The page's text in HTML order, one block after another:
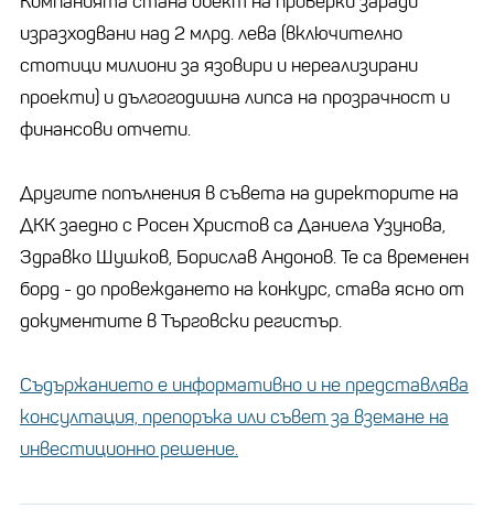
изразходвани над 2 млрд. лева (включително
стотици милиони за язовири и нереализирани
проекти) и дългогодишна липса на прозрачност и
финансови отчети.
Другите попълнения в съвета на директорите на
ДКК заедно с Росен Христов са Даниела Узунова,
Здравко Шушков, Борислав Андонов. Те са временен
борд - до провеждането на конкурс, става ясно от
документите в Търговски регистър.
Съдържанието е информативно и не представлява
консултация, препоръка или съвет за вземане на
инвестиционно решение.